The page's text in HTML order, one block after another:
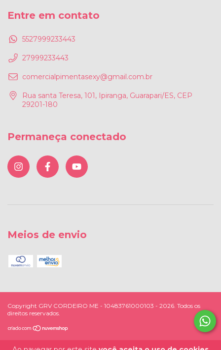
Entre em contato
5527999233443
27999233443
comercialpimentasexy@gmail.com.br
Rua santa Teresa, 101, Ipiranga, Guarapari/ES, CEP
29201-180
Permaneça conectado
Meios de envio
Copyright GRV CORDEIRO ME - 10483761000103 - 2026. Todos os
direitos reservados.